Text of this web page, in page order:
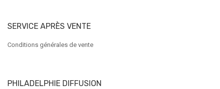
SERVICE APRÈS VENTE
Conditions générales de vente
PHILADELPHIE DIFFUSION